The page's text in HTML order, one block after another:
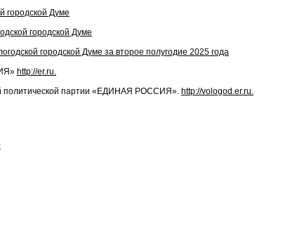
Думе
городской Думе
городской Думе за второе полугодие 2025 года
http://er.ru.
политической партии «ЕДИНАЯ РОССИЯ». http://vologod.er.ru.